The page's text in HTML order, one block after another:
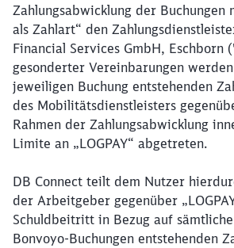
Zahlungsabwicklung der Buchungen
als Zahlart“ den
Financial Services GmbH, Eschborn
gesonderter Vereinbarungen
jeweiligen Buchung entstehenden
des Mobilitätsdienstleisters
Rahmen der Zahlungsabwicklung
Limite an „LOGPAY“ abgetreten.
DB Connect teilt dem Nutzer
der Arbeitgeber gegenüber
Schuldbeitritt in Bezug auf
Bonvoyo-Buchungen entstehenden